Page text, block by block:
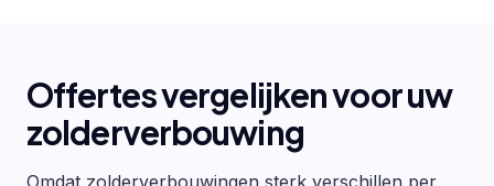
Offertes vergelijken voor uw
zolderverbouwing
Omdat zolderverbouwingen sterk verschillen per